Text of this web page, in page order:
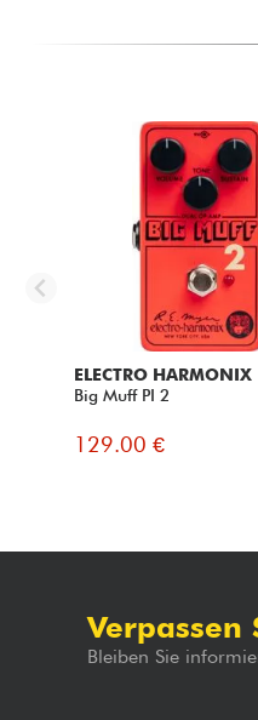
ELECTRO HARMONIX
Big Muff PI 2
129.00 €
Verpassen
Bleiben Sie